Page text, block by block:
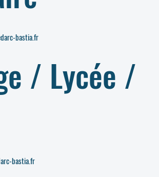
bastia.fr
/ Lycée /
bastia.fr